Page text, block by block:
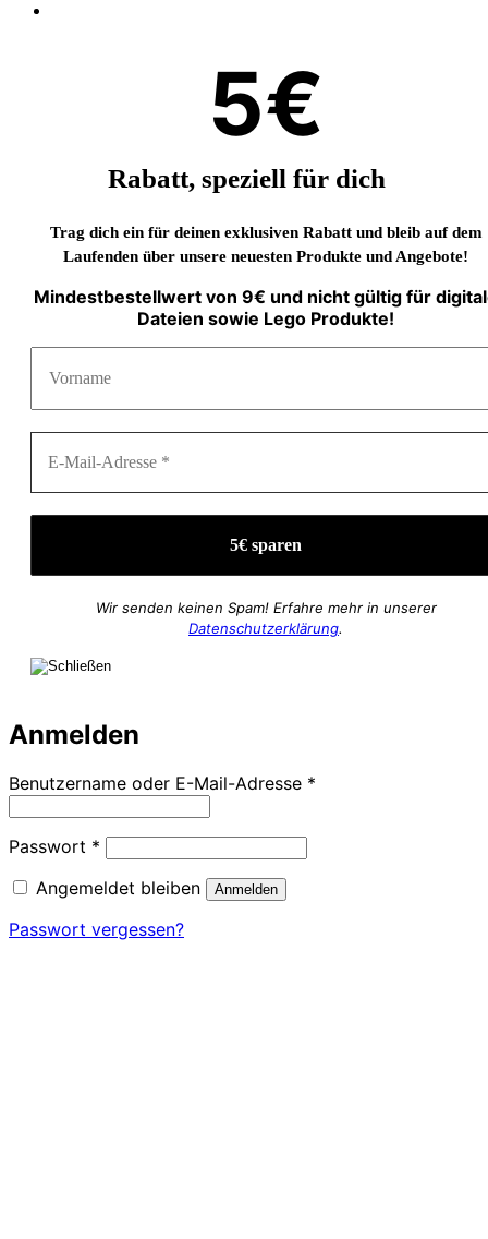
5€
Rabatt, speziell für dich
Trag dich ein für deinen exklusiven Rabatt und bleib auf dem
Laufenden über unsere neuesten Produkte und Angebote!
Mindestbestellwert von 9€ und nicht gültig für
Dateien sowie Lego Produkte!
Wir senden keinen Spam! Erfahre mehr in unserer
Datenschutzerklärung.
Anmelden
Benutzername oder E-Mail-Adresse *
Passwort * Erforderlich
Angemeldet bleiben
Anmelden
Passwort vergessen?